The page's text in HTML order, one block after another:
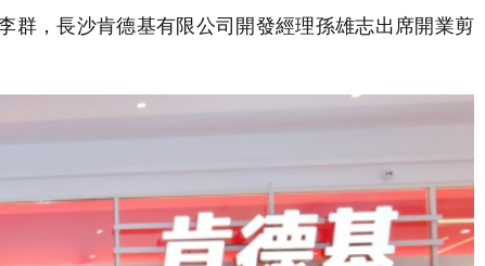
群，長沙肯德基有限公司開發經理孫雄志出席開業剪